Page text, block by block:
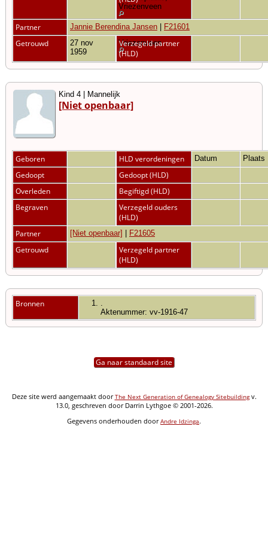
Vriezenveen
Partner Jannie Berendina Jansen F21601
Getrouwd
27 nov
1959
Vriezenveen
Verzegeld partner
(HLD)
Kind 4 | Mannelijk
[Niet openbaar]
Geboren HLD verordeningen Datum Plaats
Gedoopt
Gedoopt (HLD)
Overleden
Begiftigd (HLD)
Begraven
Verzegeld ouders
(HLD)
Partner
[Niet openbaar] F21605
Getrouwd
Verzegeld partner
(HLD)
Bronnen
Aktenummer: vv-1916-47
Ga naar standaard site
Deze site werd aangemaakt doorThe Next Generation of Genealogy Sitebuildingv.
13.0, geschreven door Darrin Lythgoe © 2001-2026.
Gegevens onderhouden doorAndre Idzinga.